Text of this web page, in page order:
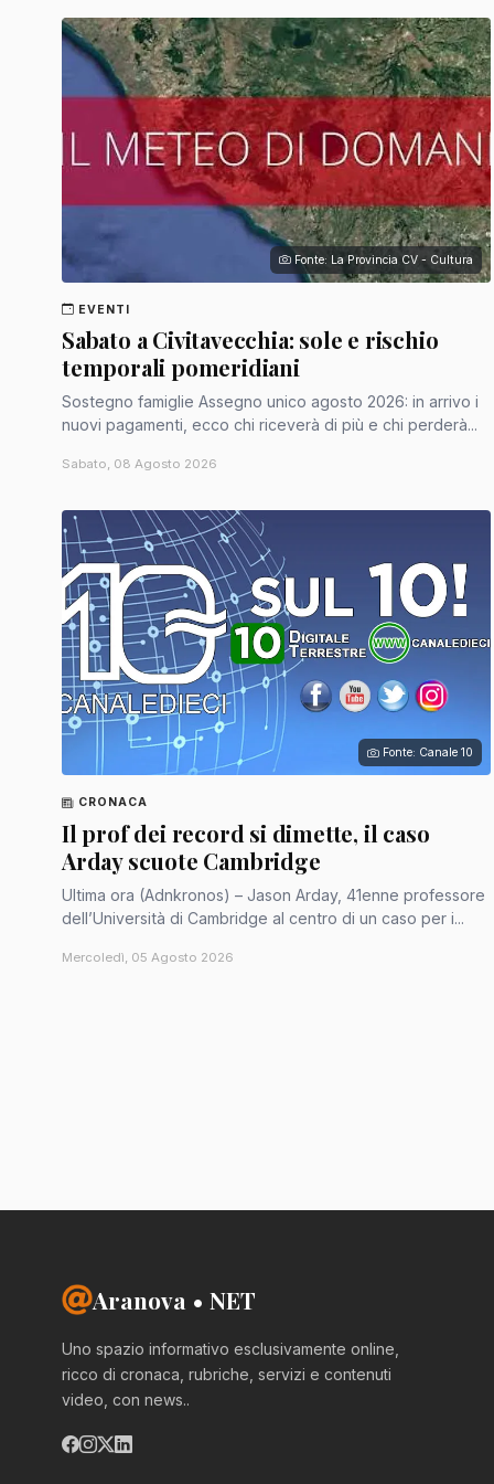
Fonte: La Provincia CV - Cultura
EVENTI
Sabato a Civitavecchia: sole e rischio
temporali pomeridiani
Sostegno famiglie Assegno unico agosto 2026: in arrivo i
nuovi pagamenti, ecco chi riceverà di più e chi perderà...
Sabato, 08 Agosto 2026
Fonte: Canale 10
CRONACA
Il prof dei record si dimette, il caso
Arday scuote Cambridge
Ultima ora (Adnkronos) – Jason Arday, 41enne professore
dell’Università di Cambridge al centro di un caso per i...
Mercoledì, 05 Agosto 2026
Aranova • NET
Uno spazio informativo esclusivamente online,
ricco di cronaca, rubriche, servizi e contenuti
video, con news..